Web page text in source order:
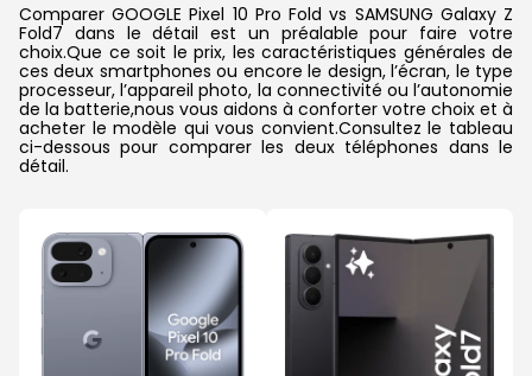
Comparer GOOGLE Pixel 10 Pro Fold vs SAMSUNG Galaxy Z
Fold7 dans le détail est un préalable pour faire votre
choix.Que ce soit le prix, les caractéristiques générales de
ces deux smartphones ou encore le design, l’écran, le type
processeur, l’appareil photo, la connectivité ou l’autonomie
de la batterie,nous vous aidons à conforter votre choix et à
acheter le modèle qui vous convient.Consultez le tableau
ci-dessous pour comparer les deux téléphones dans le
détail.